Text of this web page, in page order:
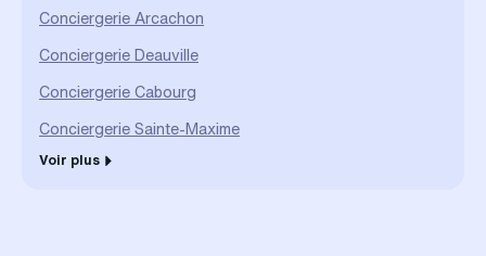
Conciergerie Arcachon
Conciergerie Deauville
Conciergerie Cabourg
Conciergerie Sainte-Maxime
Voir plus